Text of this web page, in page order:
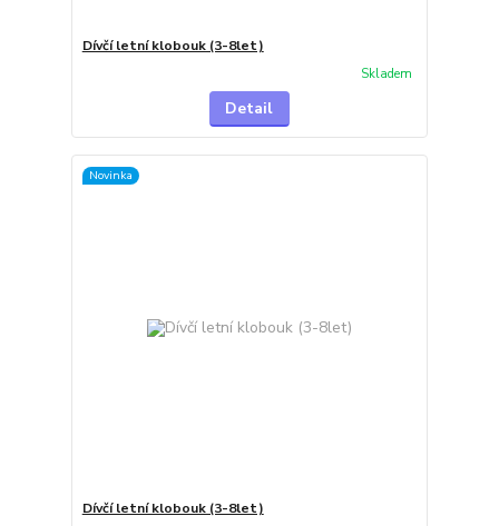
Dívčí letní klobouk (3-8let)
Skladem
Detail
Novinka
Dívčí letní klobouk (3-8let)